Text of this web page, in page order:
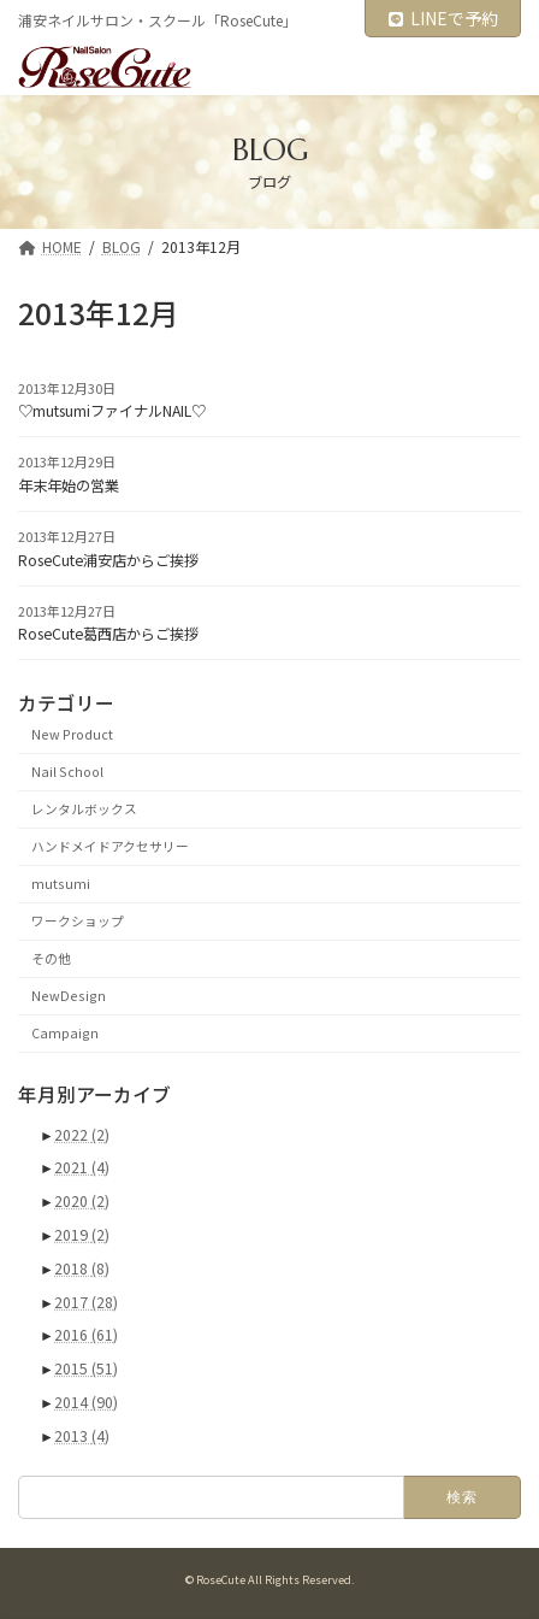
ツ
キ
ッ
シ
に
移
浦安ネイルサロン・スクール「RoseCute」 LINEで予約
BLOG
ブログ
HOME BLOG 2013年12月
2013年12月
2013年12月30日
♡mutsumiファイナルNAIL♡
2013年12月29日
年末年始の営業
2013年12月27日
RoseCute浦安店からご挨拶
2013年12月27日
RoseCute葛西店からご挨拶
カテゴリー
New Product
Nail School
レンタルボックス
ハンドメイドアクセサリー
mutsumi
ワークショップ
その他
NewDesign
Campaign
年月別アーカイブ
►2022 (2)
►2021 (4)
►2020 (2)
►2019 (2)
►2018 (8)
►2017 (28)
►2016 (61)
►2015 (51)
►2014(90)
►2013 (4)
検
© RoseCute All Rights Reserved.